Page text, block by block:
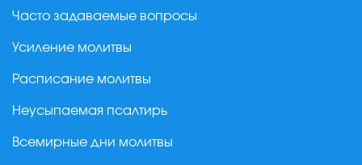
Часто задаваемые вопросы
Усиление молитвы
Расписание молитвы
Неусыпаемая псалтирь
Всемирные дни молитвы